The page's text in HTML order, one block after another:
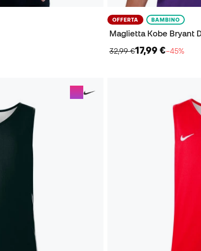
OFFERTA BAMBINO
Maglietta Kobe Bryant
32,99 €17,99 €−45%